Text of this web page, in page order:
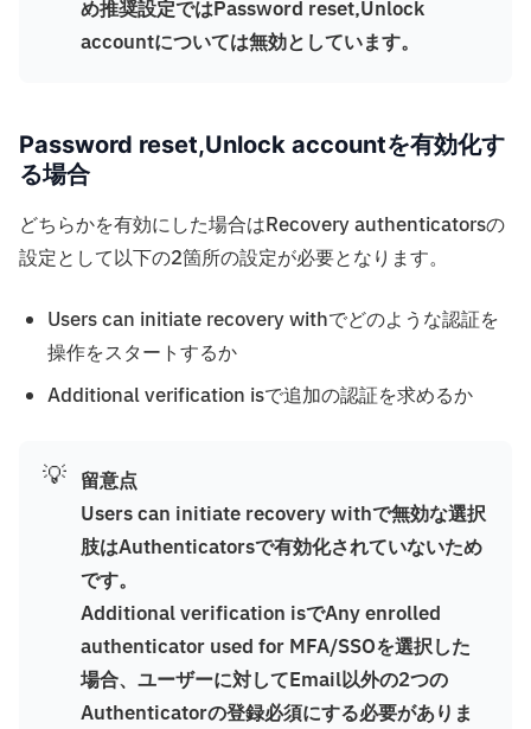
め推奨設定ではPassword reset,Unlock
accountについては無効としています。
Password reset,Unlock accountを有効化す
る場合
どちらかを有効にした場合はRecovery authenticatorsの
設定として以下の2箇所の設定が必要となります。
Users can initiate recovery withでどのような認証を
操作をスタートするか
Additional verification isで追加の認証を求めるか
💡 留意点
Users can initiate recovery withで無効な選択
肢はAuthenticatorsで有効化されていないため
です。
Additional verification isでAny enrolled
authenticator used for MFA/SSOを選択した
場合、ユーザーに対してEmail以外の2つの
Authenticatorの登録必須にする必要がありま